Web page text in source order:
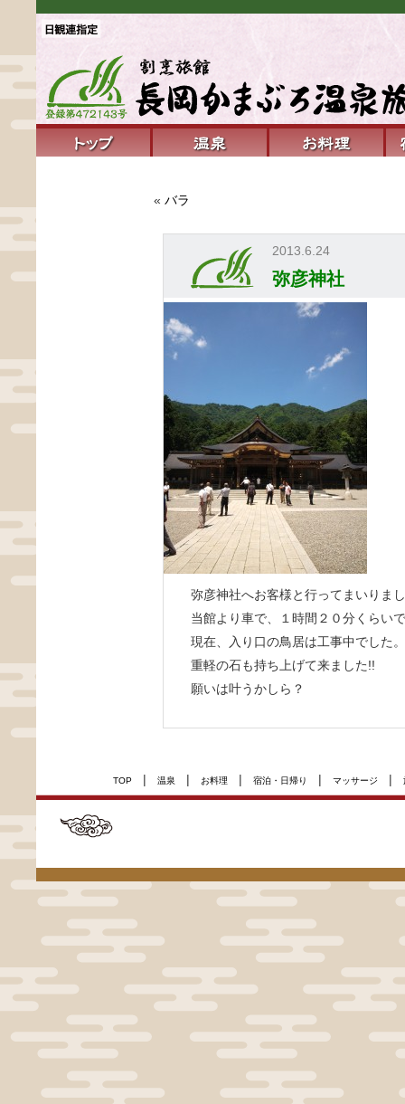
« バラ
2013.6.24
弥彦神社
弥彦神社へお客様と行ってまいりま
当館より車で、１時間２０分くらい
現在、入り口の鳥居は工事中でした。
重軽の石も持ち上げて来ました!!
願いは叶うかしら？
TOP | 温泉 | お料理 | 宿泊・日帰り | マッサージ |